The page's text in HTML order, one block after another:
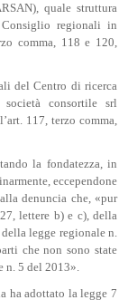
quale struttura
regionali in
comma, 118 e 120,
del Centro di ricerca
consortile srl
117, terzo comma,
la fondatezza, in
eccependone
denuncia che, «pur
lettere b) e c), della
legge regionale n.
che non sono state
n. 5 del 2013».
ha adottato la legge 7